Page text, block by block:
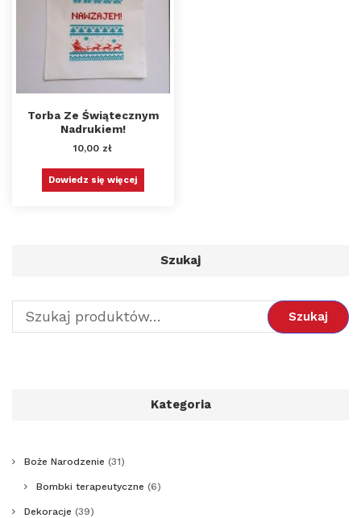
Torba Ze Świątecznym
Nadrukiem!
10,00 zł
Dowiedz się więcej
Szukaj
Szukaj
Kategoria
Boże Narodzenie (31)
Bombki terapeutyczne (6)
Dekoracje (39)